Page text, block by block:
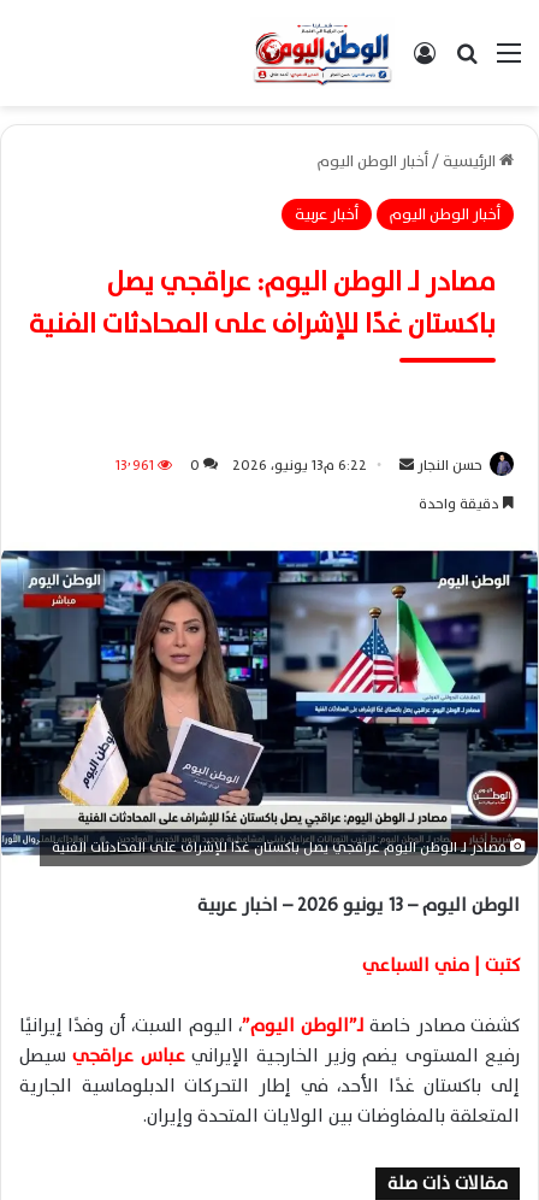
القائمةبحث عن تسجيل الدخول
الرئيسية/أخبار الوطن اليوم
أخبار الوطن اليوم
أخبار عربية
مصادر لـ الوطن اليوم: عراقجي يصل
باكستان غدًا للإشراف على المحادثات الفنية
حسن النجار
ل
ب
ر
ي
د
ا
إ
ل
ك
ت
ر
و
ن
ا
6:22 م13 يونيو، 2026 0
13٬961
دقيقة واحدة
مصادر لـ الوطن اليوم عراقجي يصل باكستان غدًا للإشراف على المحادثات الفنية
الوطن اليوم – 13 يونيو 2026 – اخبار عربية
كتبت | مني السباعي
كشفت مصادر خاصةلـ”الوطن اليوم”، اليوم السبت، أن وفدًا إيرانيًا
رفيع المستوى يضم وزير الخارجية الإيرانيعباس عراقجيسيصل
إلى باكستان غدًا الأحد، في إطار التحركات الدبلوماسية الجارية
المتعلقة بالمفاوضات بين الولايات المتحدة وإيران.
مقالات ذات صلة